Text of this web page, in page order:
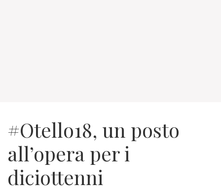
#Otello18, un posto
all’opera per i
diciottenni